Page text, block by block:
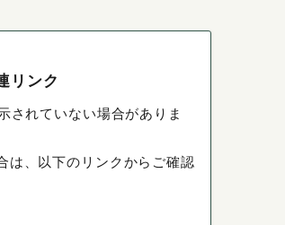
リンク
されていない場合がありま
は、以下のリンクからご確認